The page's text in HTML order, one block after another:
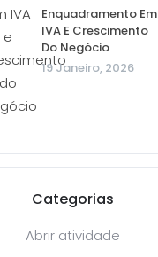
Enquadramento Em
IVA E Crescimento
Do Negócio
19 Janeiro, 2026
Categorias
Abrir atividade